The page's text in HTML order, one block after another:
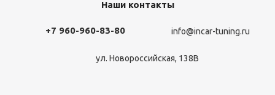
Наши контакты
+7 960-960-83-80 info@incar-tuning.ru
ул. Новороссийская, 138В